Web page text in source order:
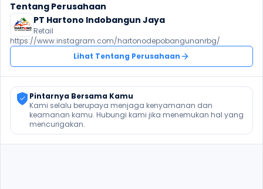
Tentang Perusahaan
PT Hartono Indobangun Jaya
Retail
https://www.instagram.com/hartonodepobangunanrbg/
Lihat Tentang Perusahaan
Pintarnya Bersama Kamu
Kami selalu berupaya menjaga kenyamanan dan
keamanan kamu. Hubungi kami jika menemukan hal yang
mencurigakan.